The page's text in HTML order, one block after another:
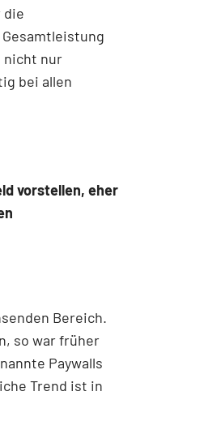
die
nicht nur
bei allen
vorstellen, eher
Bereich.
so war früher
Paywalls
Trend ist in